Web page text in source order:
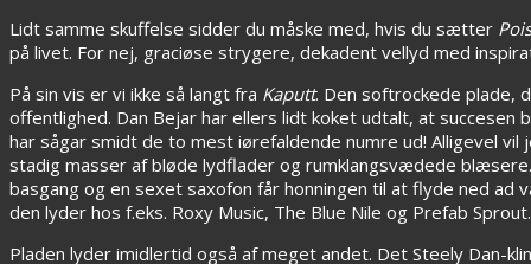
Lidt samme skuffelse sidder du måske med, hvis du sætter
på livet. For nej, graciøse strygere, dekadent vellyd med
På sin vis er vi ikke så langt fra Kaputt. Den softrockede plade,
offentlighed. Dan Bejar har ellers lidt koket udtalt, at
har sågar smidt de to mest iørefaldende numre ud! Alligevel
stadig masser af bløde lydflader og rumklangsvædede
basgang og en sexet saxofon får honningen til at flyde ned
den lyder hos f.eks. Roxy Music, The Blue Nile og Prefab Sprout.
Pladen lyder imidlertid også af meget andet. Det Steely Dan-